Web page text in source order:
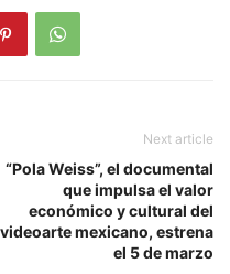
Next article
“Pola Weiss”, el documental
que impulsa el valor
económico y cultural del
videoarte mexicano, estrena
el 5 de marzo